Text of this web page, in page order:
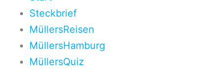
Steckbrief
MüllersReisen
MüllersHamburg
MüllersQuiz